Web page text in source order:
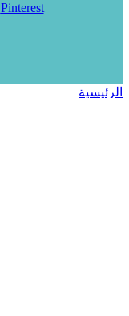
Pinterest
الرئيسية